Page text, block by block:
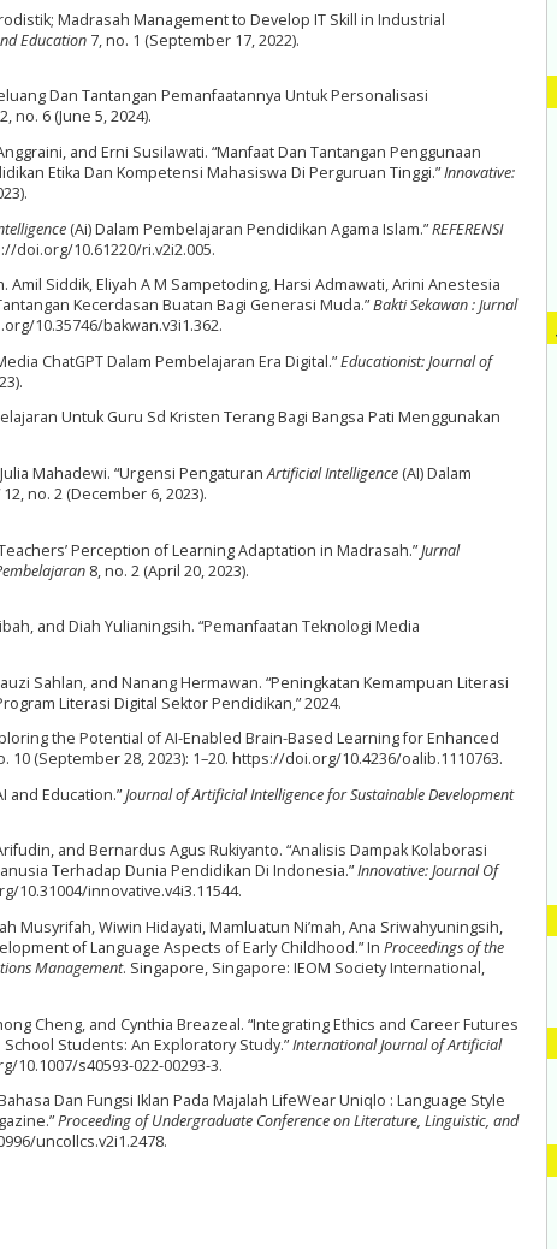
Madrasah Management to Develop IT Skill in Industrial
Education 7, no. 1 (September 17, 2022).
Dan Tantangan Pemanfaatannya Untuk Personalisasi
2, no. 6 (June 5, 2024).
and Erni Susilawati. “Manfaat Dan Tantangan Penggunaan
Etika Dan Kompetensi Mahasiswa Di Perguruan Tinggi.”Innovative:
(Ai) Dalam Pembelajaran Pendidikan Agama Islam.”REFERENSI
doi.org/10.61220/ri.v2i2.005.
Amil Siddik, Eliyah A M Sampetoding, Harsi Admawati, Arini Anestesia
Kecerdasan Buatan Bagi Generasi Muda.”Bakti Sekawan : Jurnal
10.35746/bakwan.v3i1.362.
ChatGPT Dalam Pembelajaran Era Digital.”Educationist: Journal of
Untuk Guru Sd Kristen Terang Bagi Bangsa Pati Menggunakan
Mahadewi. “Urgensi PengaturanArtificial Intelligence (AI) Dalam
12, no. 2 (December 6, 2023).
Perception of Learning Adaptation in Madrasah.”Jurnal
8, no. 2 (April 20, 2023).
and Diah Yulianingsih. “Pemanfaatan Teknologi Media
Sahlan, and Nanang Hermawan. “Peningkatan Kemampuan Literasi
Literasi Digital Sektor Pendidikan,” 2024.
the Potential of AI-Enabled Brain-Based Learning for Enhanced
10 (September 28, 2023): 1–20. https://doi.org/10.4236/oalib.1110763.
and Education.”Journal of Artificial Intelligence for Sustainable Development
and Bernardus Agus Rukiyanto. “Analisis Dampak Kolaborasi
Terhadap Dunia Pendidikan Di Indonesia.”Innovative: Journal Of
10.31004/innovative.v4i3.11544.
Musyrifah, Wiwin Hidayati, Mamluatun Ni’mah, Ana Sriwahyuningsih,
of Language Aspects of Early Childhood.” In Proceedings of the
Management. Singapore, Singapore: IEOM Society International,
Cheng, and Cynthia Breazeal. “Integrating Ethics and Career Futures
Students: An Exploratory Study.”International Journal of Artificial
10.1007/s40593-022-00293-3.
Dan Fungsi Iklan Pada Majalah LifeWear Uniqlo : Language Style
Proceeding of Undergraduate Conference on Literature, Linguistic, and
uncollcs.v2i1.2478.